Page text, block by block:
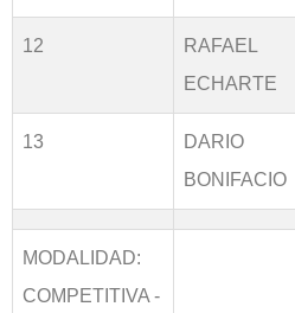
12
RAFAEL
ECHARTE
13
DARIO
BONIFACIO
MODALIDAD:
COMPETITIVA -